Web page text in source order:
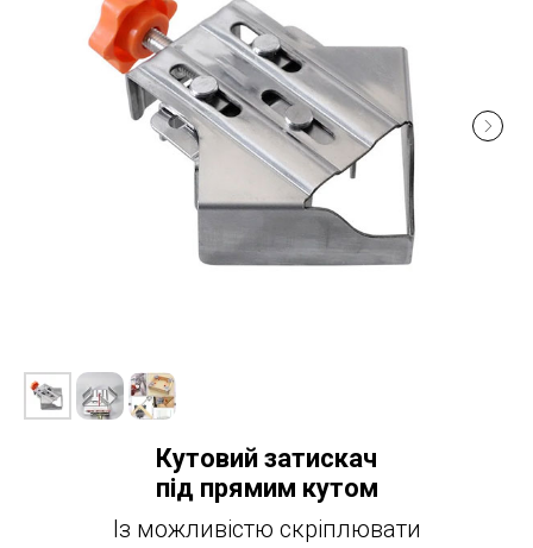
Кутовий затискач
під прямим кутом
Із можливістю скріплювати